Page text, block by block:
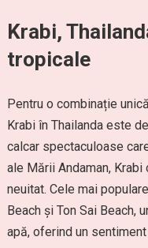
Krabi,
tropicale
Pentru o combinație
Krabi în Thailanda este
calcar spectaculoase
ale Mării Andaman,
neuitat. Cele mai
Beach și Ton Sai Beach,
apă, oferind un